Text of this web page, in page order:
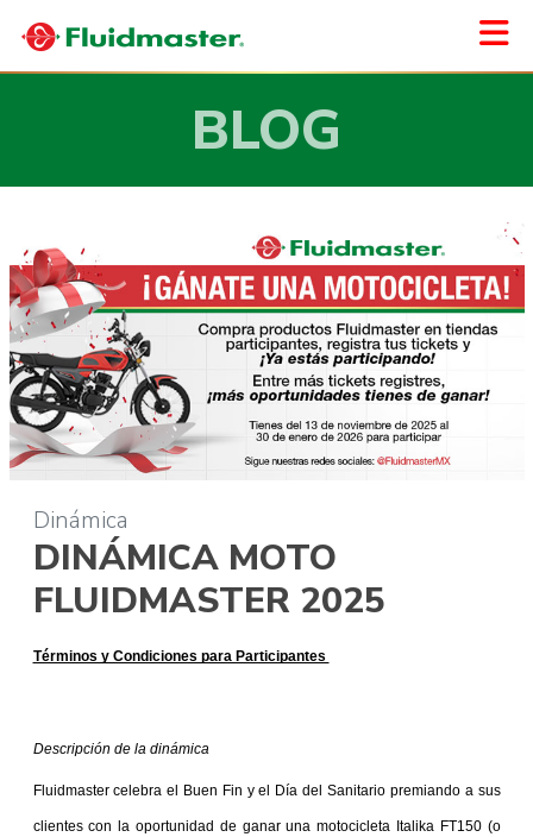
BLOG
Dinámica
DINÁMICA MOTO
FLUIDMASTER 2025
Términos y Condiciones para Participantes
Descripción de la dinámica
Fluidmaster celebra el Buen Fin y el Día del Sanitario premiando a sus
clientes con la oportunidad de ganar una motocicleta Italika FT150 (o